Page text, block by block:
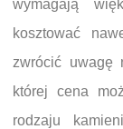
wymagają
kosztować
zwrócić uwagę
której cena
rodzaju